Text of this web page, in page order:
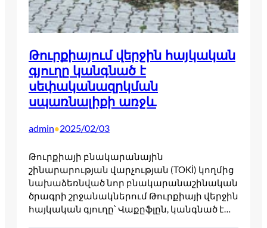
Թուրքիայում վերջին հայկական
գյուղը կանգնած է
սեփականազրկման
սպառնալիքի առջև
admin•2025/02/03
Թուրքիայի բնակարանային
շինարարության վարչության (TOKİ) կողմից
նախաձեռնված նոր բնակարանաշինական
ծրագրի շրջանակներում Թուրքիայի վերջին
հայկական գյուղը՝ Վաքըֆլըն, կանգնած է…